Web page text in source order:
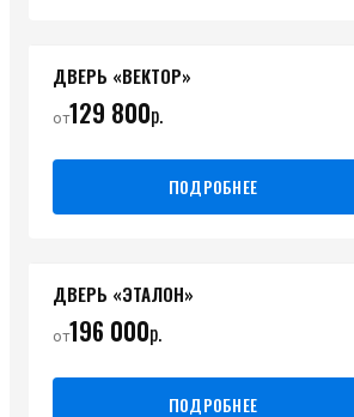
ДВЕРЬ «ВЕКТОР»
от129 800р.
ПОДРОБНЕЕ
ДВЕРЬ «ЭТАЛОН»
от196 000р.
ПОДРОБНЕЕ